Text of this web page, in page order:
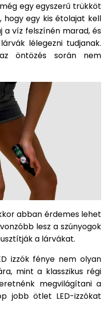
egy egyszerű trükköt
hogy egy kis étolajat kell
a víz felszínén marad, és
lélegezni tudjanak.
öntözés során nem
abban érdemes lehet
lesz a szúnyogok
a lárvákat.
izzók fénye nem olyan
mint a klasszikus régi
megvilágítani a
jobb ötlet LED-izzókat